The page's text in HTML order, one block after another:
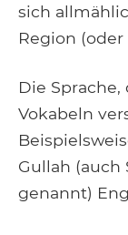
sich
Region
Die
Vokabeln
Gullah (auch
genannt)